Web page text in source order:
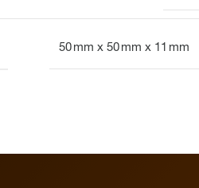
50 mm x 50 mm x 11 mm